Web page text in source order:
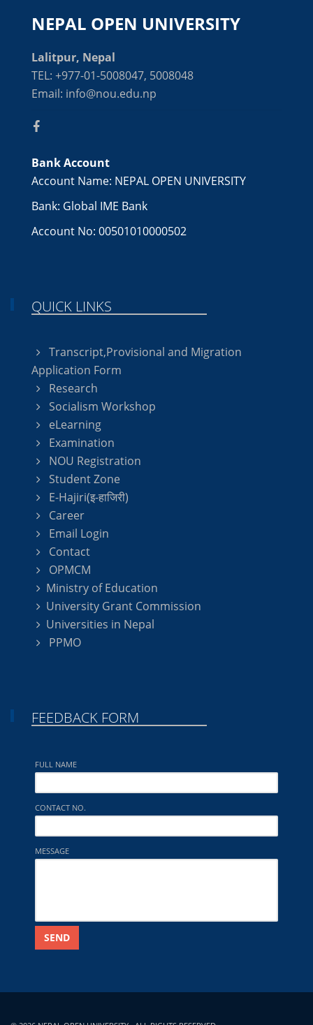
NEPAL OPEN UNIVERSITY
Lalitpur, Nepal
TEL: +977-01-5008047, 5008048
Email: info@nou.edu.np
Bank Account
Account Name: NEPAL OPEN UNIVERSITY
Bank: Global IME Bank
Account No: 00501010000502
QUICK LINKS
Transcript,Provisional and Migration
Application Form
Research
Socialism Workshop
eLearning
Examination
NOU Registration
Student Zone
E-Hajiri(इ-हाजिरी)
Career
Email Login
Contact
OPMCM
Ministry of Education
University Grant Commission
Universities in Nepal
PPMO
FEEDBACK FORM
FULL NAME
CONTACT NO.
MESSAGE
SEND